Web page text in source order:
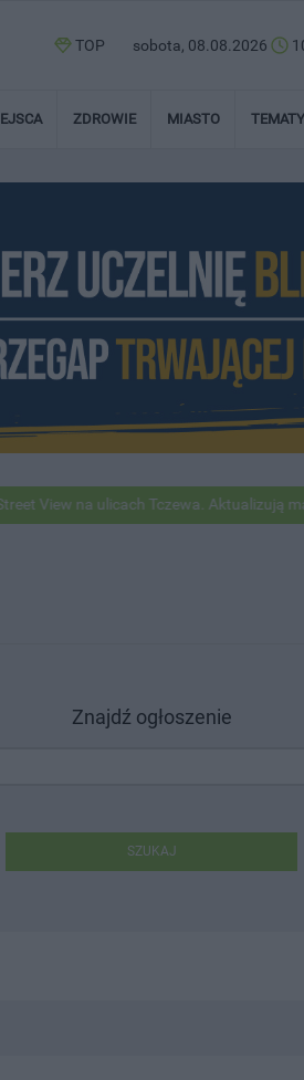
TOP sobota, 08.08.2026
ZDROWIE MIASTO TEMATY
na ulicach Tczewa. Aktualizują mapy
Znajdź ogłoszenie
SZUKAJ